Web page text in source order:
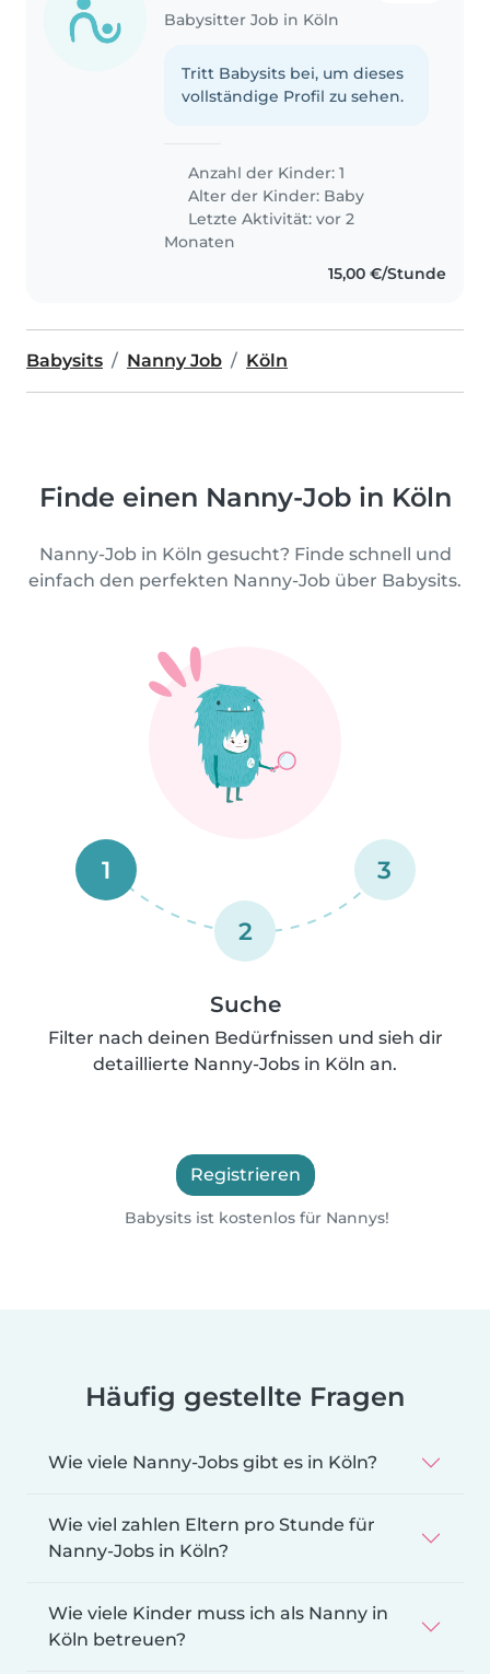
Babysitter Job in Köln
Tritt Babysits bei, um dieses
vollständige Profil zu sehen.
Anzahl der Kinder: 1
Alter der Kinder: Baby
Letzte Aktivität: vor 2
Monaten
15,00 €/Stunde
Babysits Nanny Job Köln
Finde einen Nanny-Job in Köln
Nanny-Job in Köln gesucht? Finde schnell und
einfach den perfekten Nanny-Job über Babysits.
1
2
3
Suche
Filter nach deinen Bedürfnissen und sieh dir
detaillierte Nanny-Jobs in Köln an.
Registrieren
Babysits ist kostenlos für Nannys!
Häufig gestellte Fragen
Wie viele Nanny-Jobs gibt es in Köln?
Wie viel zahlen Eltern pro Stunde für
Nanny-Jobs in Köln?
Wie viele Kinder muss ich als Nanny in
Köln betreuen?